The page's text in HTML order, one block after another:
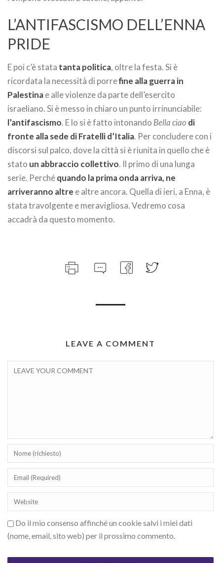
L’ANTIFASCISMO DELL’ENNA
PRIDE
E poi c’è stata tanta politica, oltre la festa. Si è
ricordata la necessità di porrefine alla guerra in
Palestinae alle violenze da parte dell’esercito
israeliano. Si è messo in chiaro un punto irrinunciabile:
l’antifascismo. E lo si è fatto intonando Bella ciao di
fronte alla sede di Fratelli d’Italia. Per concludere con i
discorsi sul palco, dove la città si è riunita in quello che è
stato un abbraccio collettivo. Il primo di una lunga
serie. Perchéquando la prima onda arriva, ne
arriveranno altre e altre ancora. Quella di ieri, a Enna, è
stata travolgente e meravigliosa. Vedremo cosa
accadrà da questo momento.
LEAVE A COMMENT
Do il mio consenso affinché un cookie salvi i miei dati
(nome, email, sito web) per il prossimo commento.